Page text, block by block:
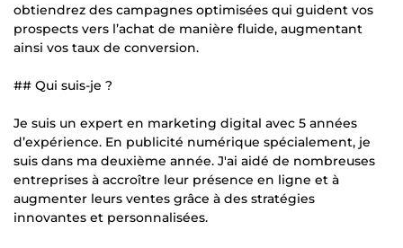
obtiendrez des campagnes optimisées qui guident vos
prospects vers l’achat de manière fluide, augmentant
ainsi vos taux de conversion.
## Qui suis-je ?
Je suis un expert en marketing digital avec 5 années
d’expérience. En publicité numérique spécialement, je
suis dans ma deuxième année. J'ai aidé de nombreuses
entreprises à accroître leur présence en ligne et à
augmenter leurs ventes grâce à des stratégies
innovantes et personnalisées.